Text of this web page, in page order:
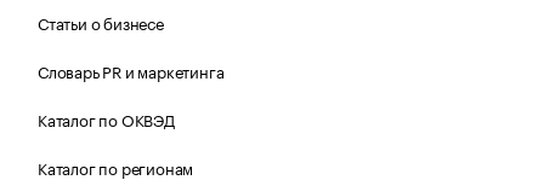
Статьи о бизнесе
Словарь PR и маркетинга
Каталог по ОКВЭД
Каталог по регионам